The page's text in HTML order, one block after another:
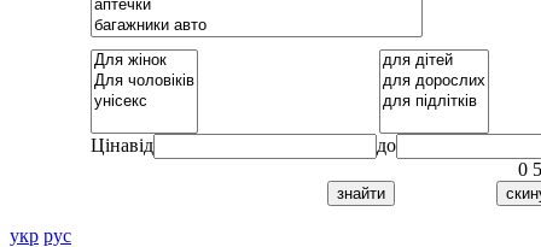
Цінавід
до
0
укр рус